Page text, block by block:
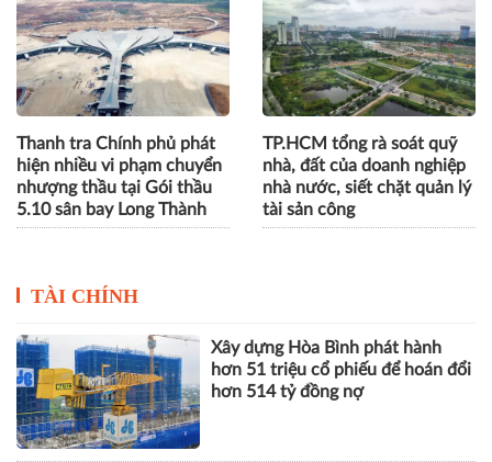
Thanh tra Chính phủ phát
hiện nhiều vi phạm chuyển
nhượng thầu tại Gói thầu
5.10 sân bay Long Thành
TP.HCM tổng rà soát quỹ
nhà, đất của doanh nghiệp
nhà nước, siết chặt quản lý
tài sản công
TÀI CHÍNH
Xây dựng Hòa Bình phát hành
hơn 51 triệu cổ phiếu để hoán đổi
hơn 514 tỷ đồng nợ